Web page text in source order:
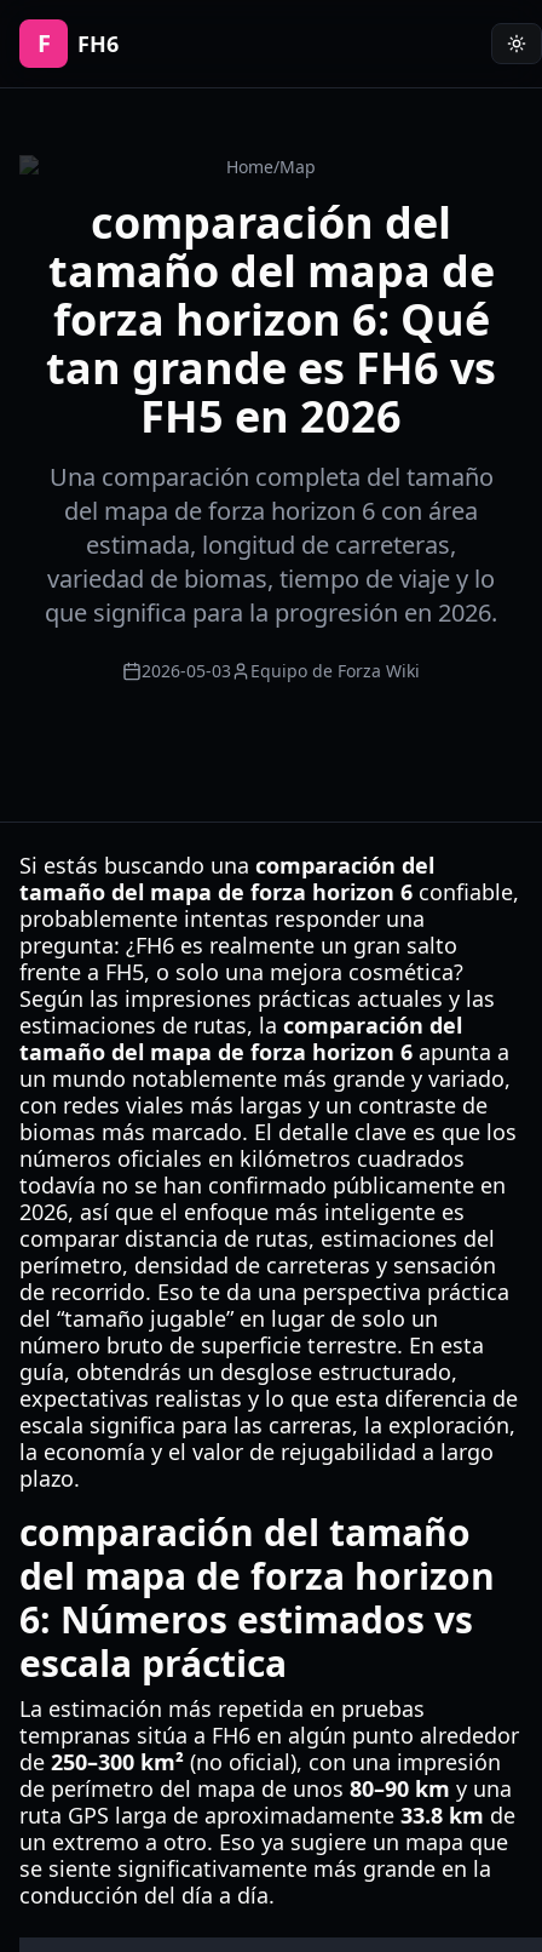
F FH6
Home/Map
comparación del
tamaño del mapa de
forza horizon 6: Qué
tan grande es FH6 vs
FH5 en 2026
Una comparación completa del tamaño
del mapa de forza horizon 6 con área
estimada, longitud de carreteras,
variedad de biomas, tiempo de viaje y lo
que significa para la progresión en 2026.
2026-05-03 Equipo de Forza Wiki
Si estás buscando una comparación del
tamaño del mapa de forza horizon 6 confiable,
probablemente intentas responder una
pregunta: ¿FH6 es realmente un gran salto
frente a FH5, o solo una mejora cosmética?
Según las impresiones prácticas actuales y las
estimaciones de rutas, la comparación del
tamaño del mapa de forza horizon 6 apunta a
un mundo notablemente más grande y variado,
con redes viales más largas y un contraste de
biomas más marcado. El detalle clave es que los
números oficiales en kilómetros cuadrados
todavía no se han confirmado públicamente en
2026, así que el enfoque más inteligente es
comparar distancia de rutas, estimaciones del
perímetro, densidad de carreteras y sensación
de recorrido. Eso te da una perspectiva práctica
del “tamaño jugable” en lugar de solo un
número bruto de superficie terrestre. En esta
guía, obtendrás un desglose estructurado,
expectativas realistas y lo que esta diferencia de
escala significa para las carreras, la exploración,
la economía y el valor de rejugabilidad a largo
plazo.
comparación del tamaño
del mapa de forza horizon
6: Números estimados vs
escala práctica
La estimación más repetida en pruebas
tempranas sitúa a FH6 en algún punto alrededor
de 250–300 km² (no oficial), con una impresión
de perímetro del mapa de unos 80–90 km y una
ruta GPS larga de aproximadamente 33.8 km de
un extremo a otro. Eso ya sugiere un mapa que
se siente significativamente más grande en la
conducción del día a día.